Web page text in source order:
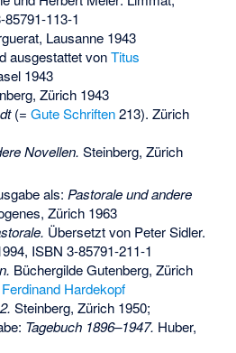
85791-113-1
Lausanne 1943
ausgestattet vonTitus
1943
Zürich 1943
(= Gute Schriften213). Zürich
Novellen. Steinberg, Zürich
als: Pastorale und andere
Zürich 1963
Übersetzt von Peter Sidler.
ISBN 3-85791-211-1
Büchergilde Gutenberg, Zürich
Ferdinand Hardekopf
Steinberg, Zürich 1950;
Tagebuch 1896–1947. Huber,